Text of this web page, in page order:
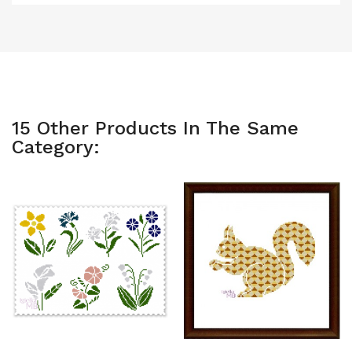
15 Other Products In The Same
Category: